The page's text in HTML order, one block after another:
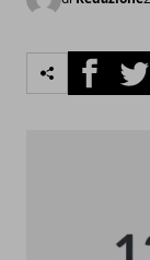
Facebook